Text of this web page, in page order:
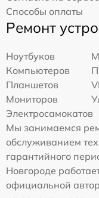
Способы оплаты
Ремонт
Ноутбуков
Компьютеров
Планшетов
Мониторов
Электросамокатов
Мы занимаемся
обслуживанием
гарантийного
Новгороде
официальной